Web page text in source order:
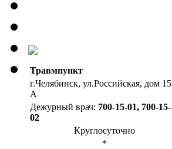
Травмпункт
г.Челябинск, ул.Российская, дом 15
А
Дежурный врач: 700-15-01, 700-15-
02
Круглосуточно
*